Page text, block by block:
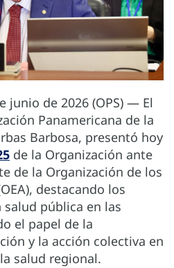
junio de 2026 (OPS) — El
Panamericana de la
Barbosa, presentó hoy
de la Organización ante
de la Organización de los
destacando los
salud pública en las
el papel de la
y la acción colectiva en
salud regional.